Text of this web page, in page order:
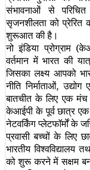
संभावनाओं से
सृजनशीलता को प्रेरित
शुरूआत की है।
नो इंडिया प्रोग्राम
वर्तमान में भारत की
जिसका लक्ष्य आपको
नीति निर्माताओं,
बातचीत के लिए एक मंच
केआईपी के पूर्व छात्र
नेटवर्किंग प्लेटफॉर्मों के
प्रवासी बच्चों के लिए
भारतीय विश्वविद्यालय
को शुरू करने में सक्षम